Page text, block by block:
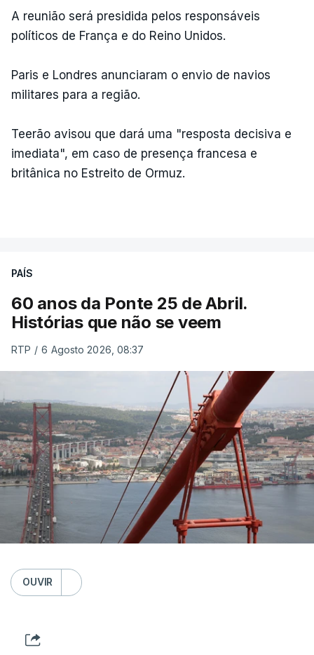
A reunião será presidida pelos responsáveis
políticos de França e do Reino Unidos.
Paris e Londres anunciaram o envio de navios
militares para a região.
Teerão avisou que dará uma "resposta decisiva e
imediata", em caso de presença francesa e
britânica no Estreito de Ormuz.
PAÍS
60 anos da Ponte 25 de Abril.
Histórias que não se veem
RTP / 6 Agosto 2026, 08:37
OUVIR